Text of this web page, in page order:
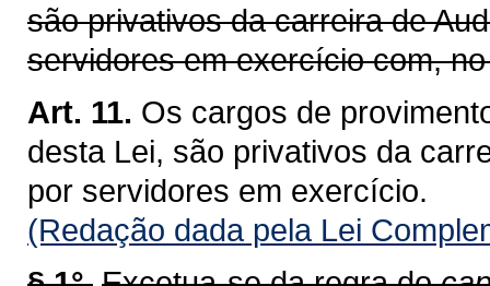
são privativos da carreira de
servidores em exercício com,
Art. 11. Os cargos de
desta Lei, são privativos da
por servidores em exercício.
(Redação dada pela Lei